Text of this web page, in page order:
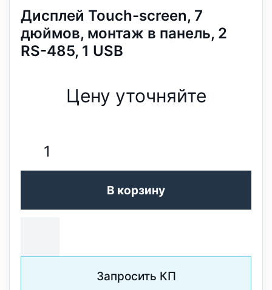
Дисплей Touch-screen, 7
дюймов, монтаж в панель, 2
RS-485, 1 USB
Цену уточняйте
В корзину
Запросить КП